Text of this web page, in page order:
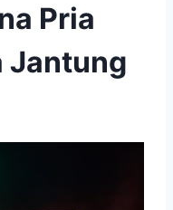
Pria
Jantung